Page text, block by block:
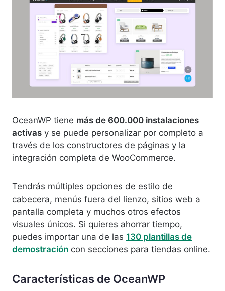
OceanWP tiene más de 600.000 instalaciones
activas y se puede personalizar por completo a
través de los constructores de páginas y la
integración completa de WooCommerce.
Tendrás múltiples opciones de estilo de
cabecera, menús fuera del lienzo, sitios web a
pantalla completa y muchos otros efectos
visuales únicos. Si quieres ahorrar tiempo,
puedes importar una de las 130 plantillas de
demostración con secciones para tiendas online.
Características de OceanWP